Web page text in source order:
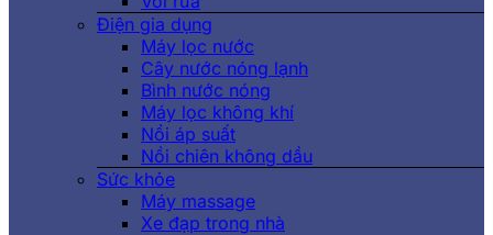
Điện gia dụng
Máy lọc nước
Cây nước nóng lạnh
Bình nước nóng
Máy lọc không khí
Nồi áp suất
Nồi chiên không dầu
Sức khỏe
Máy massage
Xe đạp trong nhà